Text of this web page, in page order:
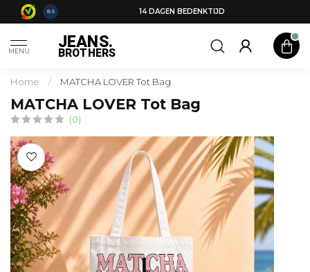
8.5 14 DAGEN BEDENKTIJD
MENU JEANS.
BROTHERS
Home / MATCHA LOVER Tot Bag
MATCHA LOVER Tot Bag
(0)